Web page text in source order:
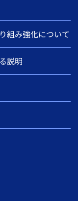
組み強化について
説明